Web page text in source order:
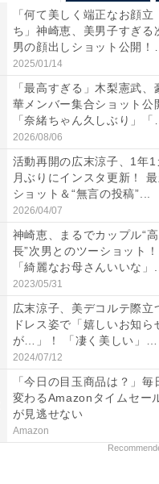
「何て美しく端正なお顔立
ち」神崎恵、美男子すぎる
男の顔出しショット公開！
「め...
2025/01/14
「最高すぎる」木梨憲武、
華メンバー集合ショット公
「奈緒ちゃん久しぶり」「み
ん...
2026/08/06
活動再開の広末涼子、1年1
月ぶりにインスタ更新！
ショット＆“無言の投稿”...
2026/04/07
神崎恵、まるでカップル“
長”次男とのツーショット！
「綺麗なお母さんいいな」...
2023/05/31
広末涼子、美デコルテ際立
ドレス姿で「嬉しいお知ら
が…」！ 「凄く美しい」
「透...
2024/07/12
「今日の目玉商品は？」毎
変わるAmazonタイムセー
が見逃せない
Amazon